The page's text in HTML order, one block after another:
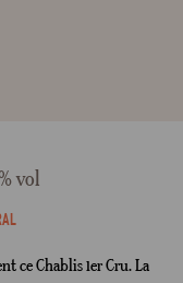
vol
ce Chablis 1er Cru. La